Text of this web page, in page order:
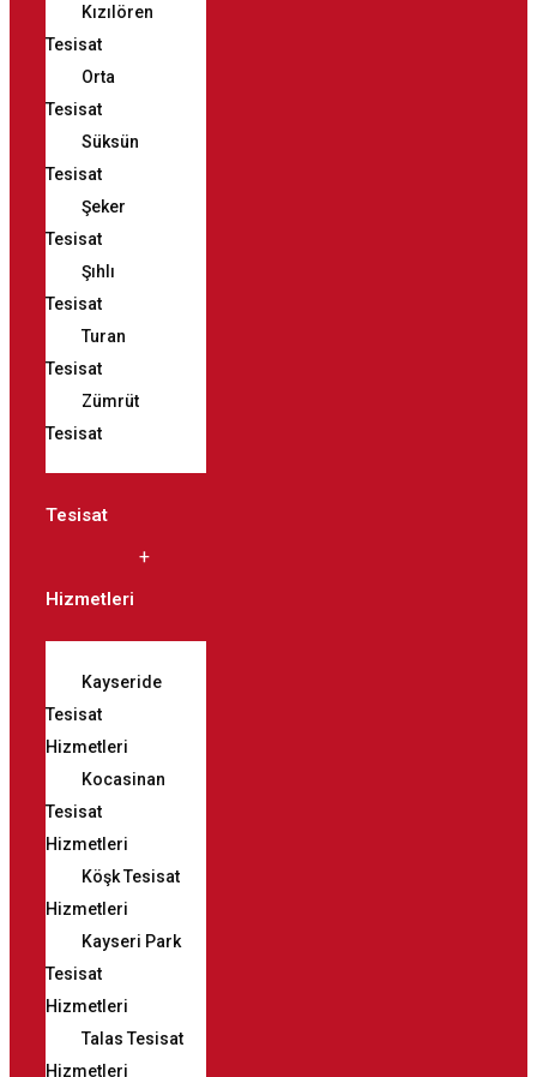
Kızılören
Tesisat
Orta
Tesisat
Süksün
Tesisat
Şeker
Tesisat
Şıhlı
Tesisat
Turan
Tesisat
Zümrüt
Tesisat
Tesisat
Hizmetleri
Kayseride
Tesisat
Hizmetleri
Kocasinan
Tesisat
Hizmetleri
Köşk Tesisat
Hizmetleri
Kayseri Park
Tesisat
Hizmetleri
Talas Tesisat
Hizmetleri